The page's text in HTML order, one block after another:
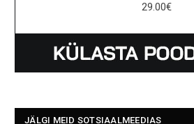
29.00€
JÄLGI MEID SOTSIAALMEEDIAS